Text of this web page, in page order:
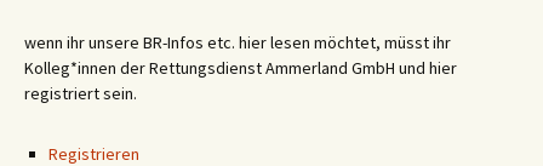
wenn ihr unsere BR-Infos etc. hier lesen möchtet, müsst ihr
Kolleg*innen der Rettungsdienst Ammerland GmbH und hier
registriert sein.
Registrieren